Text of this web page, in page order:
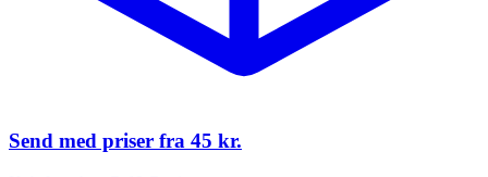
Send med priser fra 45 kr.